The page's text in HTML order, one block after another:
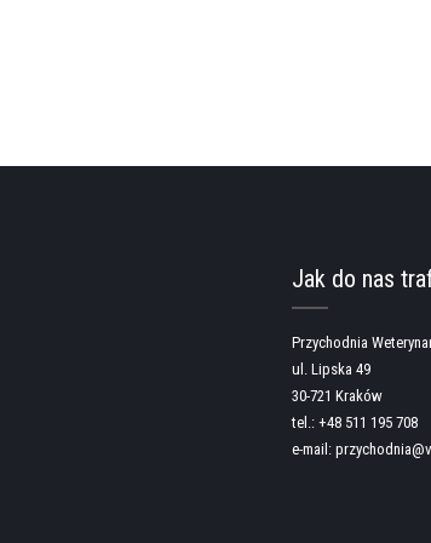
Jak do nas
Przychodnia
ul. Lipska 49
30-721 Kraków
tel.: +48 511 195 708
e-mail: